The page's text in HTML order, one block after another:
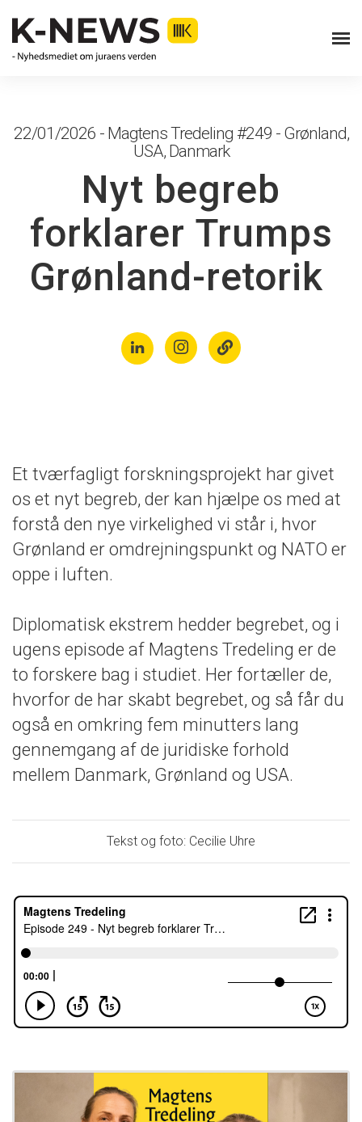
22/01/2026 - Magtens Tredeling #249 - Grønland,
USA, Danmark
Nyt begreb
forklarer Trumps
Grønland-retorik
Et tværfagligt forskningsprojekt har givet
os et nyt begreb, der kan hjælpe os med at
forstå den nye virkelighed vi står i, hvor
Grønland er omdrejningspunkt og NATO er
oppe i luften.
Diplomatisk ekstrem hedder begrebet, og i
ugens episode af Magtens Tredeling er de
to forskere bag i studiet. Her fortæller de,
hvorfor de har skabt begrebet, og så får du
også en omkring fem minutters lang
gennemgang af de juridiske forhold
mellem Danmark, Grønland og USA.
Tekst og foto: Cecilie Uhre